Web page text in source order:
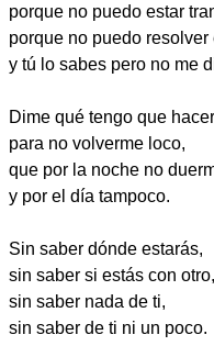
porque no puedo estar
porque no puedo resolver
y tú lo sabes pero no me
Dime qué tengo que hacer
para no volverme loco,
que por la noche no
y por el día tampoco.
Sin saber dónde estarás,
sin saber si estás con otro,
sin saber nada de ti,
sin saber de ti ni un poco.